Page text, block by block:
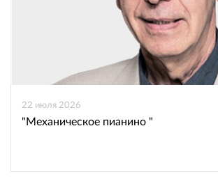
22 июля 2026
"Механическое пианино "